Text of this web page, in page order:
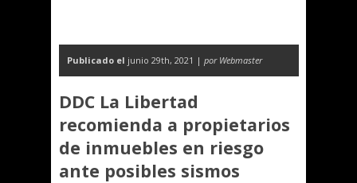
Publicado el junio 29th, 2021 | por Webmaster
DDC La Libertad
recomienda a propietarios
de inmuebles en riesgo
ante posibles sismos